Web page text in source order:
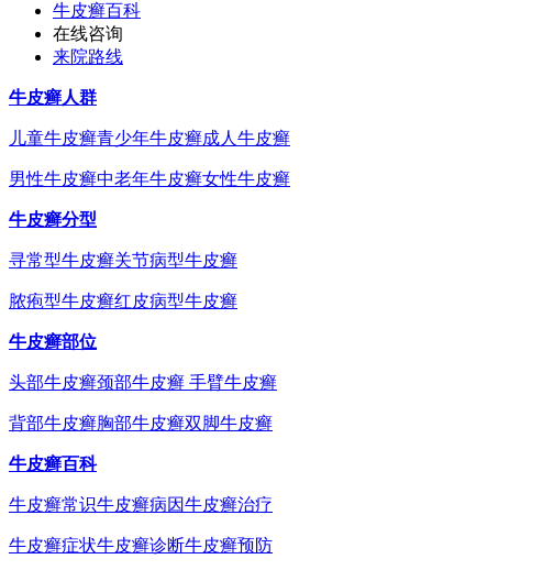
牛皮癣百科
在线咨询
来院路线
牛皮癣人群
儿童牛皮癣青少年牛皮癣成人牛皮癣
男性牛皮癣中老年牛皮癣女性牛皮癣
牛皮癣分型
寻常型牛皮癣关节病型牛皮癣
脓疱型牛皮癣红皮病型牛皮癣
牛皮癣部位
头部牛皮癣颈部牛皮癣 手臂牛皮癣
背部牛皮癣胸部牛皮癣双脚牛皮癣
牛皮癣百科
牛皮癣常识牛皮癣病因牛皮癣治疗
牛皮癣症状牛皮癣诊断牛皮癣预防